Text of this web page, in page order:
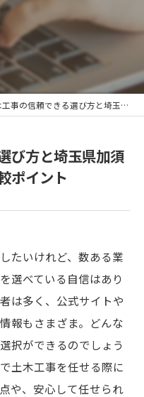
信頼できる選び方と埼玉県加須市で失敗しない業者比較ポイント
び方と埼玉県加須
ポイント
たいけれど、数ある業
選べている自信はあり
は多く、公式サイトや
報もさまざま。どんな
択ができるのでしょう
土木工事を任せる際に
や、安心して任せられ